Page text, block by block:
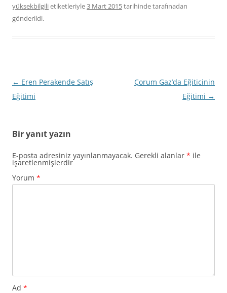
yüksekbilgilietiketleriyle3 Mart 2015tarihindetarafınadan
gönderildi.
Yazı
dolaşımı
← Eren Perakende Satış
Eğitimi
Çorum Gaz’da Eğiticinin
Eğitimi →
Bir yanıt yazın
E-posta adresiniz yayınlanmayacak. Gerekli alanlar * ile
işaretlenmişlerdir
Yorum *
Ad *